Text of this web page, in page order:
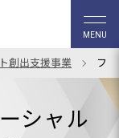
MENU
創出支援事業 フ
シャル